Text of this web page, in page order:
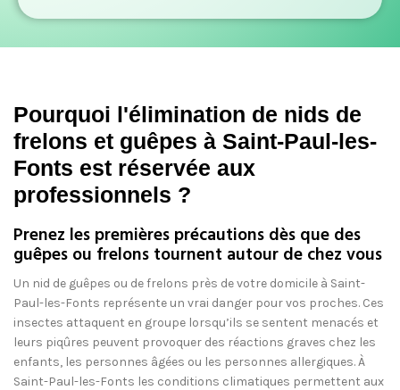
Pourquoi l'élimination de nids de
frelons et guêpes à Saint-Paul-les-
Fonts est réservée aux
professionnels ?
Prenez les premières précautions dès que des
guêpes ou frelons tournent autour de chez vous
Un nid de guêpes ou de frelons près de votre domicile à Saint-
Paul-les-Fonts représente un vrai danger pour vos proches. Ces
insectes attaquent en groupe lorsqu’ils se sentent menacés et
leurs piqûres peuvent provoquer des réactions graves chez les
enfants, les personnes âgées ou les personnes allergiques. À
Saint-Paul-les-Fonts les conditions climatiques permettent aux